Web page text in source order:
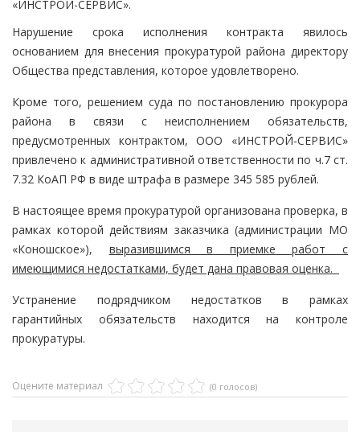
«ИНСТРОЙ-СЕРВИС».
Нарушение срока исполнения контракта явилось
основанием для внесения прокуратурой района директору
Общества представления, которое удовлетворено.
Кроме того, решением суда по постановлению прокурора
района в связи с неисполнением обязательств,
предусмотренных контрактом, ООО «ИНСТРОЙ-СЕРВИС»
привлечено к административной ответственности по ч.7 ст.
7.32 КоАП РФ в виде штрафа в размере 345 585 рублей.
В настоящее время прокуратурой организована проверка, в
рамках которой действиям заказчика (администрации МО
«Коношское»), выразившимся в приемке работ с
имеющимися недостатками, будет дана правовая оценка.
Устранение подрядчиком недостатков в рамках
гарантийных обязательств находится на контроле
прокуратуры.
Оцените материал (0 голосов)